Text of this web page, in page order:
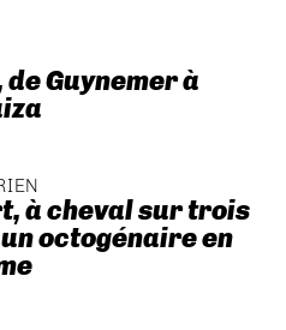
de Guynemer à
à cheval sur trois
octogénaire en